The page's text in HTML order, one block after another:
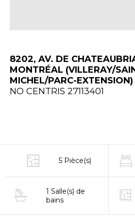
8202, AV. DE
MONTRÉAL (VILLERAY/
MICHEL/PARC-EXTENSION)
NO CENTRIS 27113401
5 Pièce(s)
1 Salle(s) de
bains